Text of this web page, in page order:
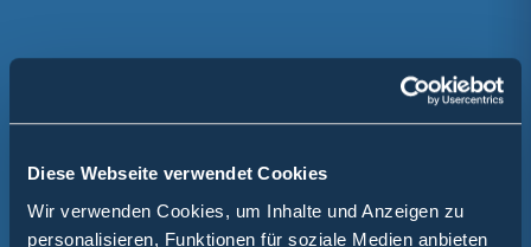
Diese Webseite verwendet Cookies
Wir verwenden Cookies, um Inhalte und Anzeigen zu
personalisieren, Funktionen für soziale Medien anbieten